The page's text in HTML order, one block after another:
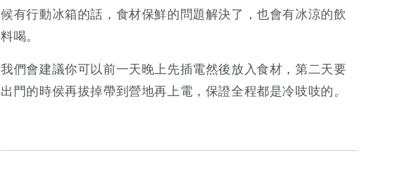
候有行動冰箱的話，食材保鮮的問題解決了，也會有冰涼的飲
料喝。
我們會建議你可以前一天晚上先插電然後放入食材，第二天要
出門的時侯再拔掉帶到營地再上電，保證全程都是冷吱吱的。